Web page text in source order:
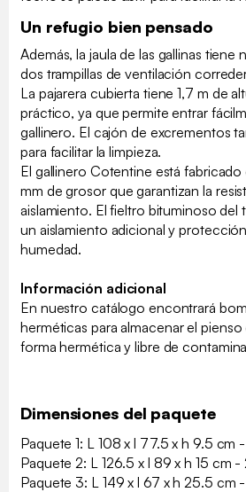
Un refugio bien pensado
Además, la jaula de las gallinas
dos trampillas de ventilación
La pajarera cubierta tiene 1,7 m de
práctico, ya que permite entrar
gallinero. El cajón de excrementos
para facilitar la limpieza.
El gallinero Cotentine está
mm de grosor que garantizan la
aislamiento. El fieltro bituminoso del
un aislamiento adicional y
humedad.
Información adicional
En nuestro catálogo encontrará
herméticas para almacenar el pienso
forma hermética y libre de
Dimensiones del paquete
Paquete 1: L 108 x l 77.5 x h 9.5 cm
Paquete 2: L 126.5 x l 89 x h 15 cm -
Paquete 3: L 149 x l 67 x h 25.5 cm -